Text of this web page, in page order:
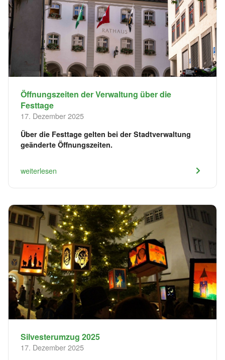
Öffnungszeiten der Verwaltung über die
Festtage
17. Dezember 2025
Über die Festtage gelten bei der Stadtverwaltung
geänderte Öffnungszeiten.
weiterlesen
Silvesterumzug 2025
17. Dezember 2025